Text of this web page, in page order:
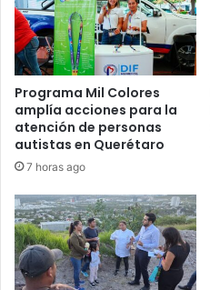
Programa Mil Colores
amplía acciones para la
atención de personas
autistas en Querétaro
7 horas ago